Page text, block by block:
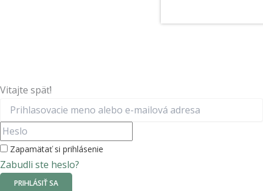
Vitajte späť!
Zapamätať si prihlásenie
Zabudli ste heslo?
PRIHLÁSIŤ SA